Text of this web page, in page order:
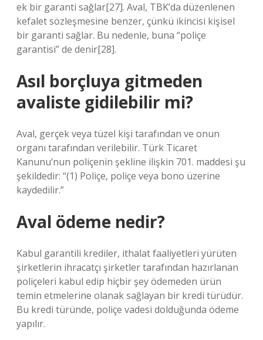
ek bir garanti sağlar[27]. Aval, TBK’da düzenlenen
kefalet sözleşmesine benzer, çünkü ikincisi kişisel
bir garanti sağlar. Bu nedenle, buna “poliçe
garantisi” de denir[28].
Asıl borçluya gitmeden
avaliste gidilebilir mi?
Aval, gerçek veya tüzel kişi tarafından ve onun
organı tarafından verilebilir. Türk Ticaret
Kanunu’nun poliçenin şekline ilişkin 701. maddesi şu
şekildedir: “(1) Poliçe, poliçe veya bono üzerine
kaydedilir.”
Aval ödeme nedir?
Kabul garantili krediler, ithalat faaliyetleri yürüten
şirketlerin ihracatçı şirketler tarafından hazırlanan
poliçeleri kabul edip hiçbir şey ödemeden ürün
temin etmelerine olanak sağlayan bir kredi türüdür.
Bu kredi türünde, poliçe vadesi dolduğunda ödeme
yapılır.